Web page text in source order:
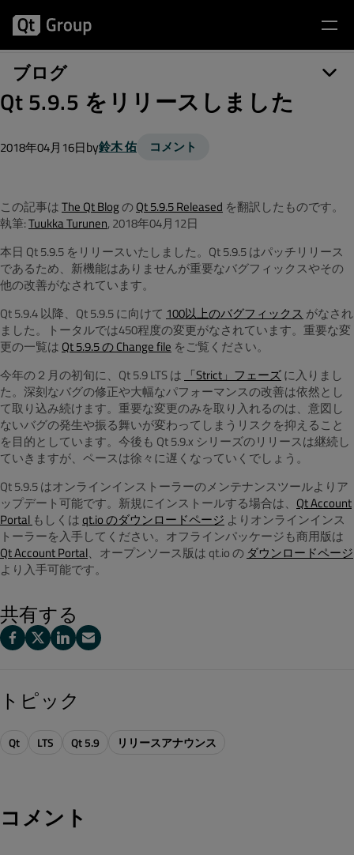
ブログ
Qt 5.9.5 をリリースしました
2018年04月16日by鈴木 佑 コメント
この記事はThe Qt BlogのQt 5.9.5 Released を翻訳したものです。
執筆:Tuukka Turunen, 2018年04月12日
本日 Qt 5.9.5 をリリースいたしました。Qt 5.9.5 はパッチリリース
であるため、新機能はありませんが重要なバグフィックスやその
他の改善がなされています。
Qt 5.9.4 以降、Qt 5.9.5 に向けて 100以上のバグフィックス がなされ
ました。トータルでは450程度の変更がなされています。重要な変
更の一覧は Qt 5.9.5 の Change file をご覧ください。
今年の２月の初旬に、Qt 5.9 LTS は 「Strict」フェーズに入りまし
た。深刻なバグの修正や大幅なパフォーマンスの改善は依然とし
て取り込み続けます。重要な変更のみを取り入れるのは、意図し
ないバグの発生や振る舞いが変わってしまうリスクを抑えること
を目的としています。今後も Qt 5.9.x シリーズのリリースは継続し
ていきますが、ペースは徐々に遅くなっていくでしょう。
Qt 5.9.5 はオンラインインストーラーのメンテナンスツールよりア
ップデート可能です。新規にインストールする場合は、 Qt Account
Portal もしくはqt.io のダウンロードページ よりオンラインインス
トーラーを入手してください。オフラインパッケージも商用版は
Qt Account Portal、オープンソース版は qt.io の ダウンロードページ
より入手可能です。
共有する
トピック
Qt LTS Qt 5.9 リリースアナウンス
コメント